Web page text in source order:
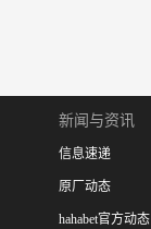
新闻与资讯
信息速递
原厂动态
hahabet官方动态